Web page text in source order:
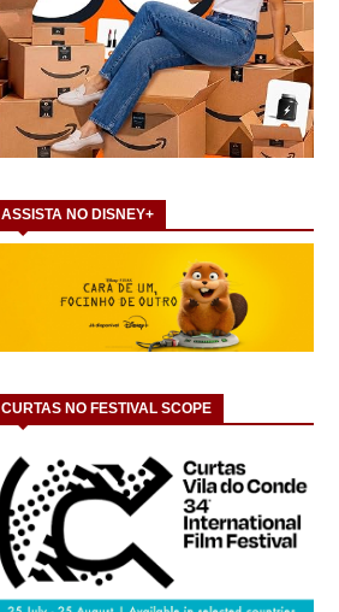
ASSISTA NO DISNEY+
CURTAS NO FESTIVAL SCOPE